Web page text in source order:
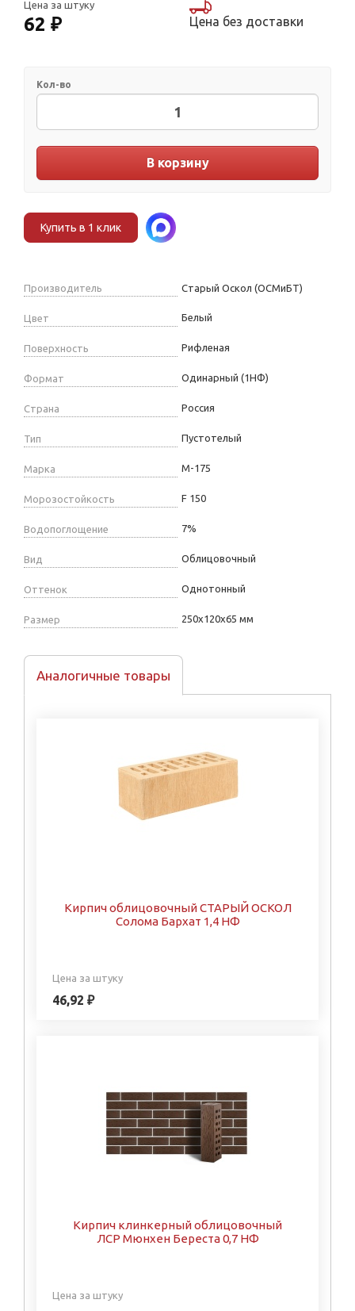
Цена за штуку
62 ₽ Цена без доставки
Кол-во
В корзину
Купить в 1 клик
Производитель Старый Оскол (ОСМиБТ)
Цвет Белый
Поверхность Рифленая
Формат Одинарный (1НФ)
Страна Россия
Тип Пустотелый
Марка М-175
Морозостойкость F 150
Водопоглощение 7%
Вид Облицовочный
Оттенок Однотонный
Размер 250х120х65 мм
Аналогичные товары
Кирпич облицовочный СТАРЫЙ ОСКОЛ
Солома Бархат 1,4 НФ
Цена за штуку
46,92 ₽
Кирпич клинкерный облицовочный
ЛСР Мюнхен Береста 0,7 НФ
Цена за штуку